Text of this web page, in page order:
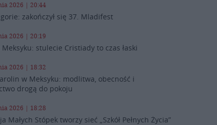
2026 | 20:44
zakończył się 37. Mladifest
2026 | 20:19
stulecie Cristiady to czas łaski
2026 | 18:32
w Meksyku: modlitwa, obecność i
drogą do pokoju
2026 | 18:28
Małych Stópek tworzy sieć „Szkół Pełnych Życia”